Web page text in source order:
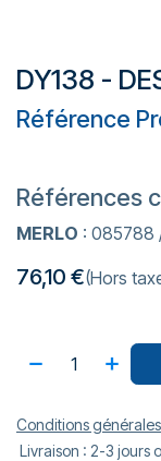
DY138 -
Référence
Références
MERLO : 085788
76,10 €(Hors
Conditions générales
Livraison : 2-3 jours